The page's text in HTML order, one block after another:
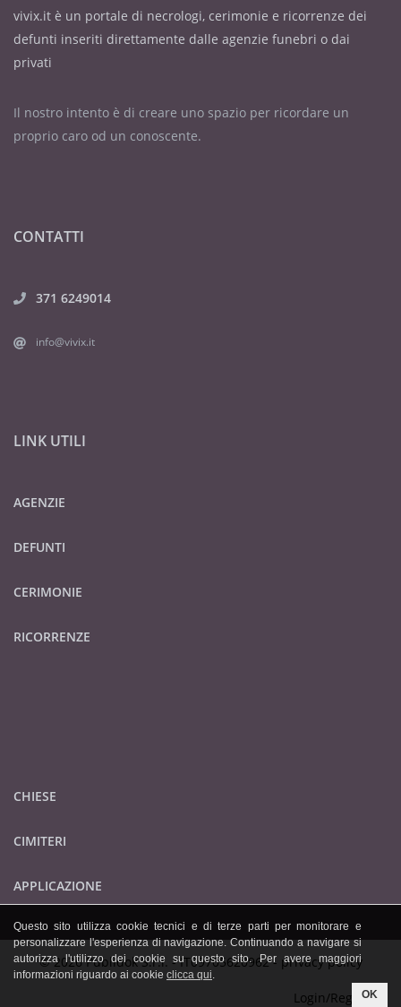
vivix.it è un portale di necrologi, cerimonie e ricorrenze dei
defunti inseriti direttamente dalle agenzie funebri o dai
privati
Il nostro intento è di creare uno spazio per ricordare un
proprio caro od un conoscente.
CONTATTI
371 6249014
info@vivix.it
LINK UTILI
AGENZIE
DEFUNTI
CERIMONIE
RICORRENZE
CHIESE
CIMITERI
APPLICAZIONE
© 2026 Publidok S.r.l. - IT09705620962 - privacy policy
Login/Registrati
Questo sito utilizza cookie tecnici e di terze parti per monitorare e
personalizzare l'esperienza di navigazione. Continuando a navigare si
autorizza l'utilizzo dei cookie su questo sito. Per avere maggiori
informazioni riguardo ai cookie clicca qui.
OK